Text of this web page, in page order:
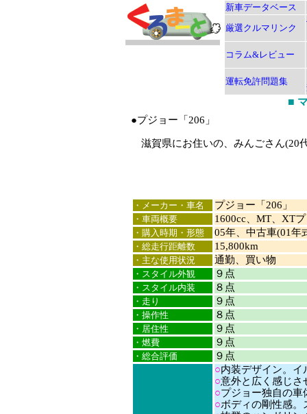
新車データベース
厳選クルマリンク
コラム&レビュー
運転免許問題集
■
●プジョー「206」
滋賀県にお住いの、みんごさん(20
・メーカー・車名 プジョー「206」
・車両概要 1600cc、MT、XT
・購入時期・形態 05年、中古車(01年
・総走行距離数 15,800km
・主な使用状況 通勤、買い物
・スタイル外観 ９点
・スタイル内装 ８点
・走り ９点
・操作性 ８点
・居住性 ９点
・燃費 ９点
・総合評価 ９点
○内装デザイン。イ
○意外と広く感じさ
○プジョー独自の車
○ボディの剛性感。